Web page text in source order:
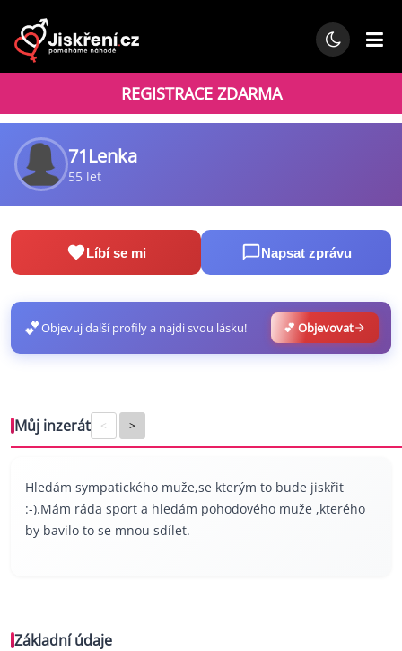
REGISTRACE ZDARMA
71Lenka
55 let
Líbí se mi Napsat zprávu
💕Objevuj další profily a najdi svou lásku! 💕 Objevovat
Můj inzerát < >
Hledám sympatického muže,se kterým to bude jiskřit
:-).Mám ráda sport a hledám pohodového muže ,kterého
by bavilo to se mnou sdílet.
Základní údaje